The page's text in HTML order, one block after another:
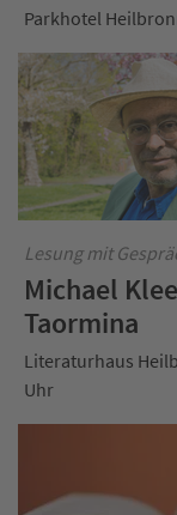
Parkhotel
Lesung mit
Michael
Taormina
Literaturhaus
Uhr